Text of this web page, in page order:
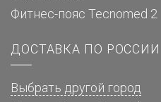
Фитнес-пояс Tecnomed 2
ДОСТАВКА ПО РОССИИ
Выбрать другой город